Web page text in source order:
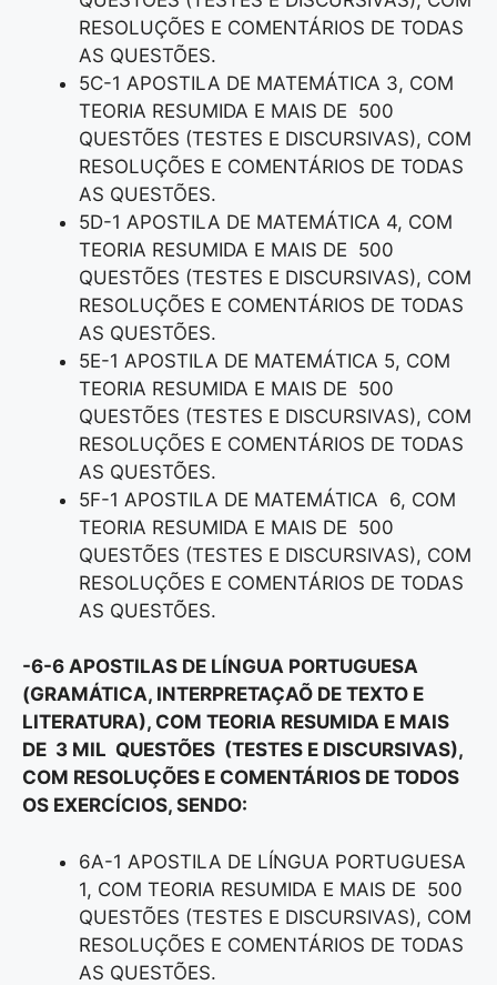
RESOLUÇÕES E COMENTÁRIOS DE TODAS
AS QUESTÕES.
5C-1 APOSTILA DE MATEMÁTICA 3, COM
TEORIA RESUMIDA E MAIS DE 500
QUESTÕES (TESTES E DISCURSIVAS), COM
RESOLUÇÕES E COMENTÁRIOS DE TODAS
AS QUESTÕES.
5D-1 APOSTILA DE MATEMÁTICA 4, COM
TEORIA RESUMIDA E MAIS DE 500
QUESTÕES (TESTES E DISCURSIVAS), COM
RESOLUÇÕES E COMENTÁRIOS DE TODAS
AS QUESTÕES.
5E-1 APOSTILA DE MATEMÁTICA 5, COM
TEORIA RESUMIDA E MAIS DE 500
QUESTÕES (TESTES E DISCURSIVAS), COM
RESOLUÇÕES E COMENTÁRIOS DE TODAS
AS QUESTÕES.
5F-1 APOSTILA DE MATEMÁTICA 6, COM
TEORIA RESUMIDA E MAIS DE 500
QUESTÕES (TESTES E DISCURSIVAS), COM
RESOLUÇÕES E COMENTÁRIOS DE TODAS
AS QUESTÕES.
-6-6 APOSTILAS DE LÍNGUA PORTUGUESA
(GRAMÁTICA, INTERPRETAÇAÕ DE TEXTO E
LITERATURA), COM TEORIA RESUMIDA E MAIS
DE 3 MIL QUESTÕES (TESTES E DISCURSIVAS),
COM RESOLUÇÕES E COMENTÁRIOS DE TODOS
OS EXERCÍCIOS, SENDO:
6A-1 APOSTILA DE LÍNGUA PORTUGUESA
1, COM TEORIA RESUMIDA E MAIS DE 500
QUESTÕES (TESTES E DISCURSIVAS), COM
RESOLUÇÕES E COMENTÁRIOS DE TODAS
AS QUESTÕES.